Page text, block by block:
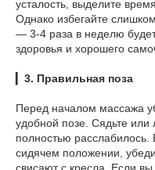
усталость, выделите
Однако избегайте
— 3-4 раза в неделю
здоровья и хорошего
3. Правильная поза
Перед началом массажа
удобной позе. Сядьте или
полностью расслабилось.
сидячем положении,